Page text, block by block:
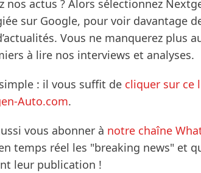
nos actus ? Alors sélectionnez
sur Google, pour voir davantage
Vous ne manquerez plus
à lire nos interviews et analyses.
: il vous suffit de cliquer sur ce
Auto.com.
vous abonner à notre chaîne
temps réel les "breaking news" et
leur publication !